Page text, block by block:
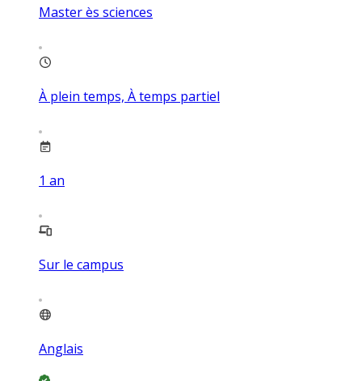
Master ès sciences
À plein temps, À temps partiel
1 an
Sur le campus
Anglais